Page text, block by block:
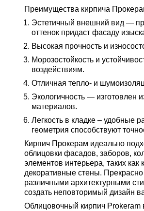
Преимущества кирпича
Эстетичный внешний вид —
оттенок придаст фасаду
Высокая прочность и
Морозостойкость и
воздействиям.
Отличная тепло- и
Экологичность — изготовлен
материалов.
Легкость в кладке – удобные
геометрия способствуют
Кирпич Прокерам идеально
облицовки фасадов, заборов,
элементов интерьера, таких как
декоративные стены. Прекрасно
различными архитектурными
создать неповторимый дизайн
Облицовочный кирпич Prokeram